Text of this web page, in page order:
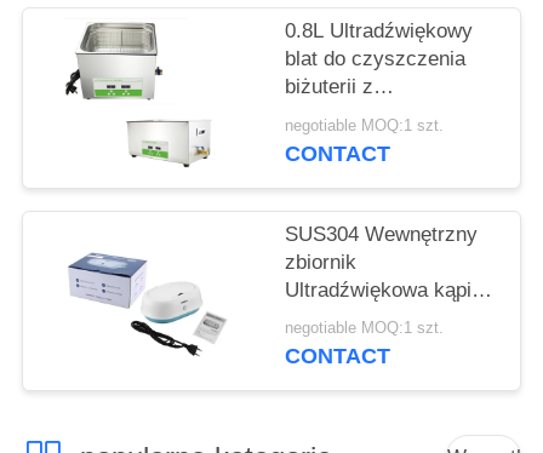
cyfrowego
0.8L Ultradźwiękowy
blat do czyszczenia
biżuterii z
regulowanym zegarem
negotiable MOQ:1 szt.
CONTACT
SUS304 Wewnętrzny
zbiornik
Ultradźwiękowa kąpiel
do protez 600 ml
Maszyna do
negotiable MOQ:1 szt.
CONTACT